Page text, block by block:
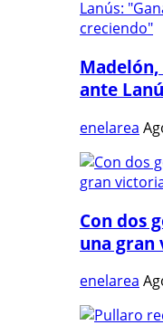
ante
enelarea
Con dos
una gran
enelarea